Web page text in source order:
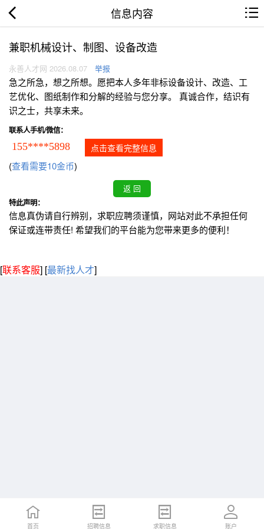
信息内容
兼职机械设计、制图、设备改造
永善人才网 2026.08.07 举报
急之所急，想之所想。愿把本人多年非标设备设计、改造、工
艺优化、图纸制作和分解的经验与您分享。 真诚合作，结识有
识之士，共享未来。
联系人手机/微信：
155****5898 点击查看完整信息
(查看需要10金币)
特此声明：
信息真伪请自行辨别，求职应聘须谨慎，网站对此不承担任何
保证或连带责任! 希望我们的平台能为您带来更多的便利！
[联系客服] [最新找人才]
首页 招聘信息 求职信息 账户